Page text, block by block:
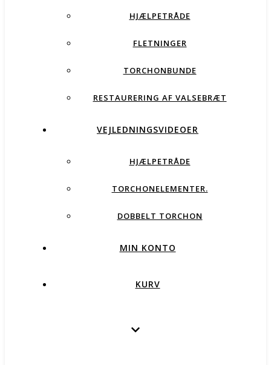
HJÆLPETRÅDE
FLETNINGER
TORCHONBUNDE
RESTAURERING AF VALSEBRÆT
VEJLEDNINGSVIDEOER
HJÆLPETRÅDE
TORCHONELEMENTER.
DOBBELT TORCHON
MIN KONTO
KURV